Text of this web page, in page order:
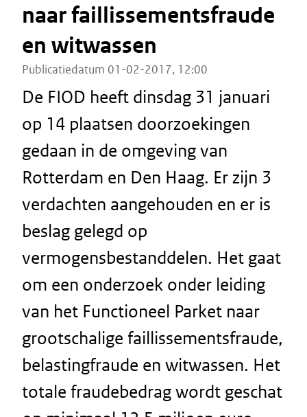
naar faillissementsfraude
en witwassen
Publicatiedatum 01-02-2017, 12:00
De FIOD heeft dinsdag 31 januari
op 14 plaatsen doorzoekingen
gedaan in de omgeving van
Rotterdam en Den Haag. Er zijn 3
verdachten aangehouden en er is
beslag gelegd op
vermogensbestanddelen. Het gaat
om een onderzoek onder leiding
van het Functioneel Parket naar
grootschalige faillissementsfraude,
belastingfraude en witwassen. Het
totale fraudebedrag wordt geschat